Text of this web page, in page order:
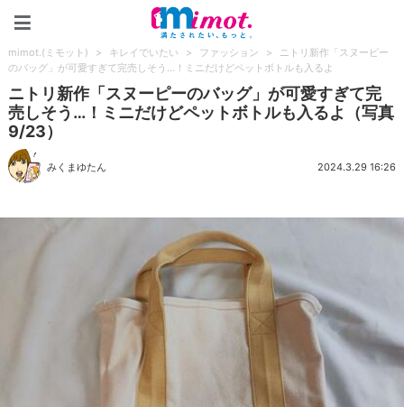
mimot.(ミモット) > キレイでいたい > ファッション >
ニトリ新作「スヌーピー
のバッグ」が可愛すぎて完売しそう…！ミニだけどペットボトルも入るよ
ニトリ新作「スヌーピーのバッグ」が可愛すぎて完
売しそう…！ミニだけどペットボトルも入るよ（写真
9/23）
みくまゆたん 2024.3.29 16:26